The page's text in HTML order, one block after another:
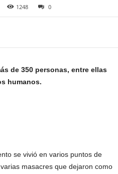
1248 0
de 350 personas, entre ellas
humanos.
se vivió en varios puntos de
masacres que dejaron como